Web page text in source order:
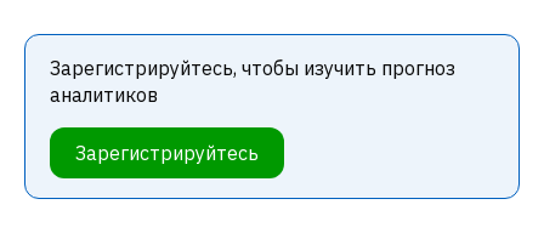
Зарегистрируйтесь, чтобы изучить прогноз
аналитиков
Зарегистрируйтесь